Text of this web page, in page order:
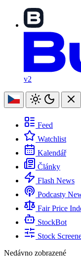
v2
Feed
Watchlist
Kalendář
Články
Flash News
Podcasty
Fair Price
StockBot
Stock
Nedávno zobrazené